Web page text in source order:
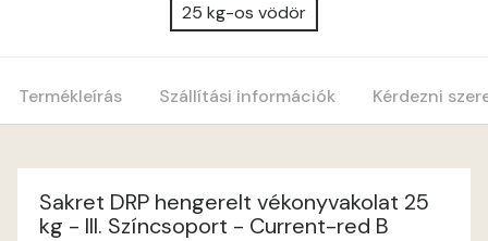
Antimony A
Apricot C
25 kg-os vödör
Termékleírás Szállítási információk Kérdezni
Sakret DRP hengerelt vékonyvakolat 25
kg - III. Színcsoport - Current-red B